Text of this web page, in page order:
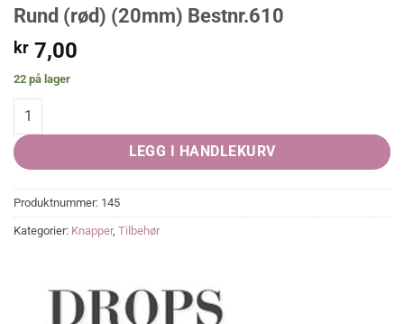
Rund (rød) (20mm) Bestnr.610
kr 7,00
22 på lager
Rund (rød) (20mm) Bestnr.610 quantity
LEGG I HANDLEKURV
Produktnummer: 145
Kategorier: Knapper, Tilbehør